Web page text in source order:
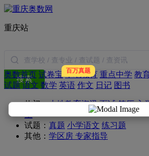
重庆站
搜索
奥数首页 试卷宝 百万真题
本地教育 重点中学 教
试题 语文 数学 英语 作文 日记 图书
热门：本地教育资讯面试 简历入
生
试题： 真题 小学语文 练习题
其他： 学区房 专家指导